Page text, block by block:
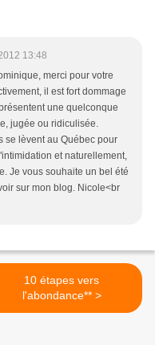
13:48
merci pour votre
il est fort dommage
une quelconque
jugée ou ridiculisée.
se lèvent au Québec pour
et naturellement,
Je vous souhaite un bel été
sur mon blog. Nicole<br
10 étapes vers
l'abondance** >